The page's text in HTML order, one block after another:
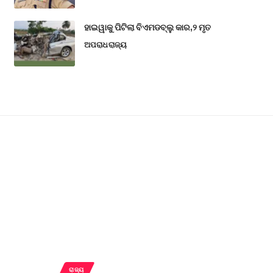
ହାଇୱାକୁ ପିଟିଲା ବିଏମଡବ୍ଲୁ କାର,୨ ମୃତ
ଅପରାଧରାଜ୍ୟ
ରାଜ୍ୟ